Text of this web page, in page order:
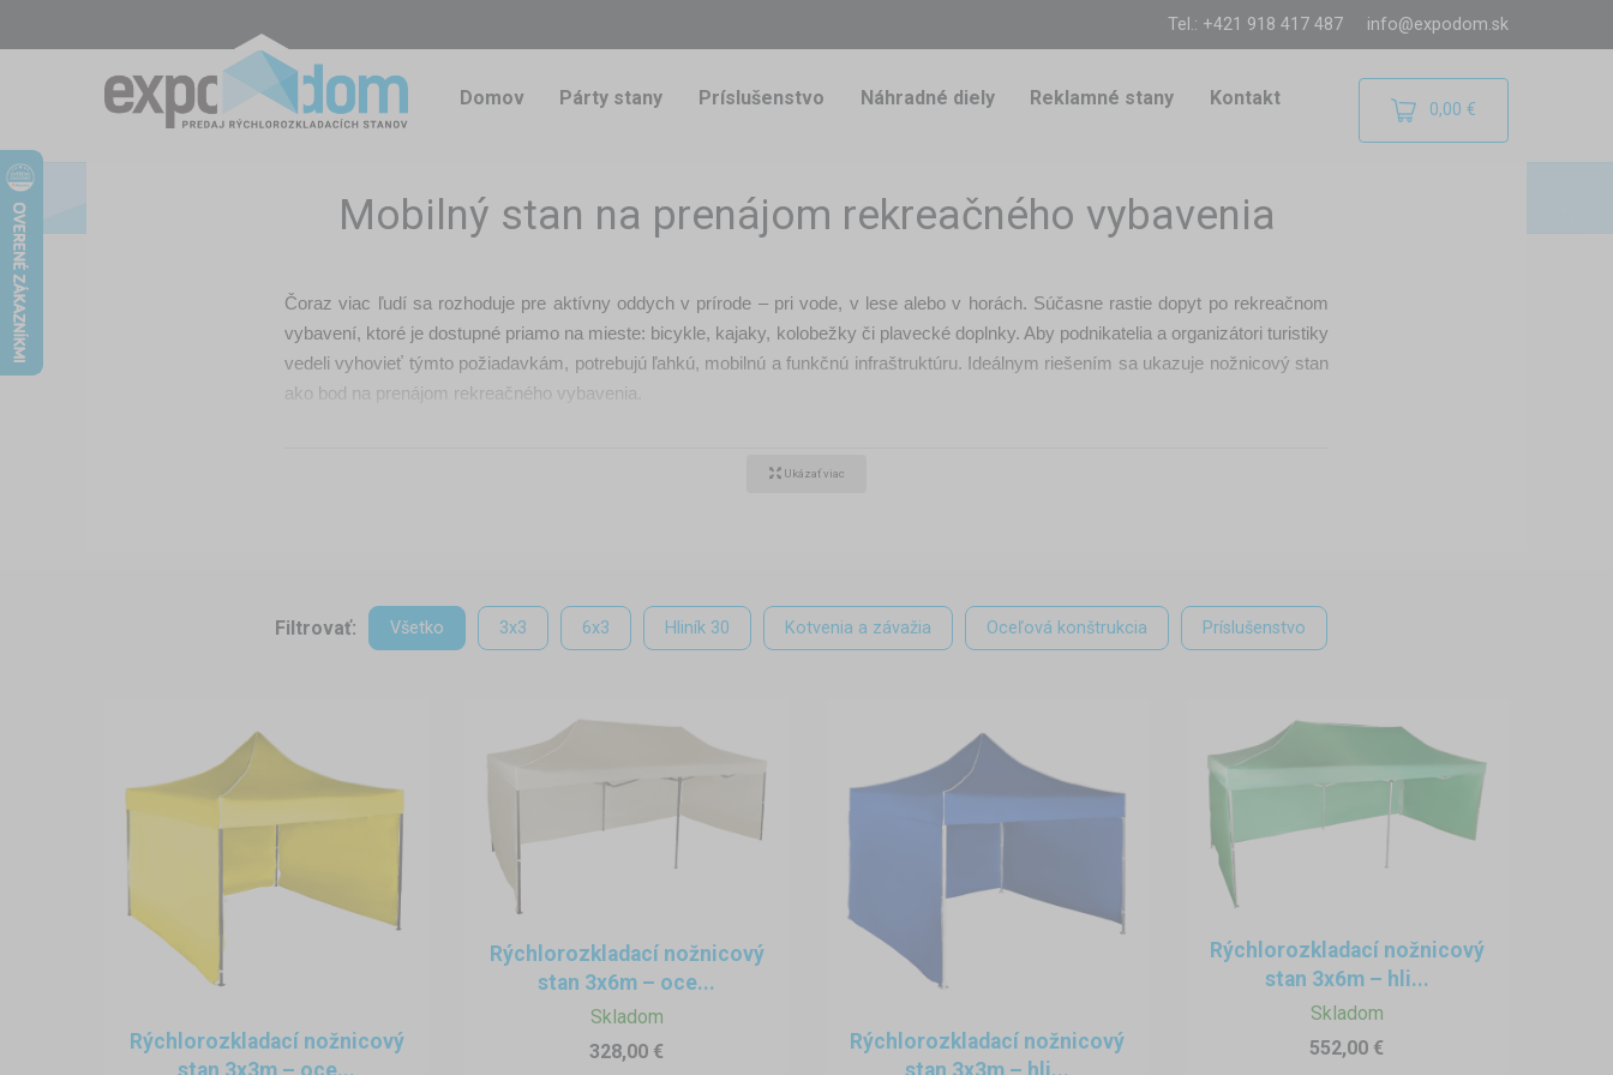
Tel.: +421 918 417 487 info@expodom.sk
Domov Párty stany Príslušenstvo Náhradné diely Reklamné stany Kontakt 0,00 €
Mobilný stan na prenájom rekreačného vybavenia
Čoraz viac ľudí sa rozhoduje pre aktívny oddych v prírode – pri vode, v lese alebo v horách. Súčasne rastie dopyt po rekreačnom
vybavení, ktoré je dostupné priamo na mieste: bicykle, kajaky, kolobežky či plavecké doplnky. Aby podnikatelia a organizátori turistiky
vedeli vyhovieť týmto požiadavkám, potrebujú ľahkú, mobilnú a funkčnú infraštruktúru. Ideálnym riešením sa ukazuje nožnicový stan
ako bod na prenájom rekreačného vybavenia.
vodných bicyklov a paddleboardov (SUP) na jazerách,
Na takýchto miestach je kľúčová jednoduchosť montáže a rýchla prevádzka. Nožnicový stan sa dá postaviť za pár minút – bez
náradia a bez potreby ďalšieho personálu. Vďaka vodeodolnej plachte a možnosti pridať bočné steny sa stan osvedčí ako v plnom
slnku, tak aj pri premenlivom počasí.
Stan s potlačou (napr. logo požičovne, telefónne číslo alebo grafika so symbolmi vybavenia) navyše slúži ako výborný orientačný bod
– viditeľný z pláže, cyklotrasy alebo parkoviska.
Požičovňa bicyklov, kolobežiek a športového vybavenia v teréne
Požičovne sa čoraz častejšie objavujú nielen v dovolenkových strediskách, ale aj pri mestských parkoch, cyklotrasách, turistických
chodníkoch či železničných staniciach. V takýchto prípadoch stan slúži ako mobilné zákaznícke centrum:
Ukázať viac
Filtrovať: Všetko 3x3 6x3 Hliník 30 Kotvenia a závažia Oceľová konštrukcia Príslušenstvo
Rýchlorozkladací nožnicový
stan 3x3m – oce...
Rýchlorozkladací nožnicový
stan 3x6m – oce...
Skladom
328,00 €
Rýchlorozkladací nožnicový
stan 3x3m – hli...
Rýchlorozkladací nožnicový
stan 3x6m – hli...
Skladom
552,00 €